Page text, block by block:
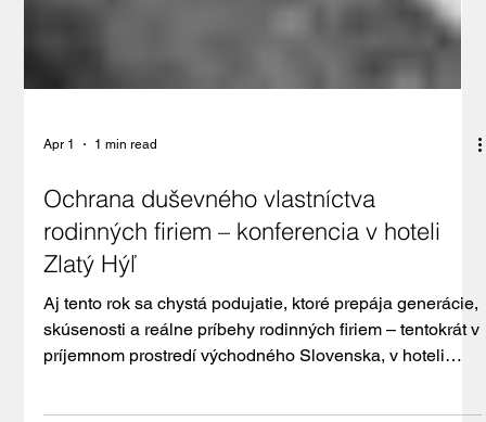
Apr 1 1 min read
Ochrana duševného vlastníctva
rodinných firiem – konferencia v hoteli
Zlatý Hýľ
skúsenosti a reálne príbehy rodinných firiem – tentokrát v